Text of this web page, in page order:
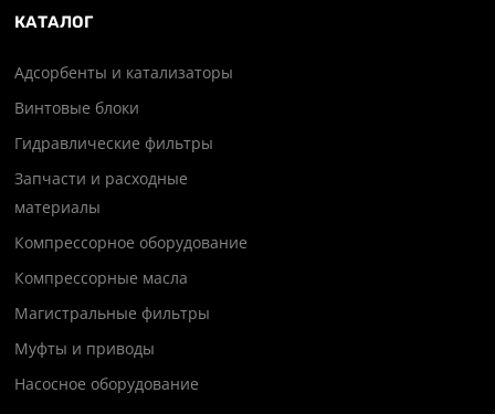
КАТАЛОГ
Адсорбенты и катализаторы
Винтовые блоки
Гидравлические фильтры
Запчасти и расходные
материалы
Компрессорное оборудование
Компрессорные масла
Магистральные фильтры
Муфты и приводы
Насосное оборудование